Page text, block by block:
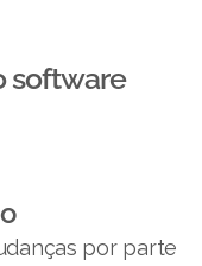
software​
por parte